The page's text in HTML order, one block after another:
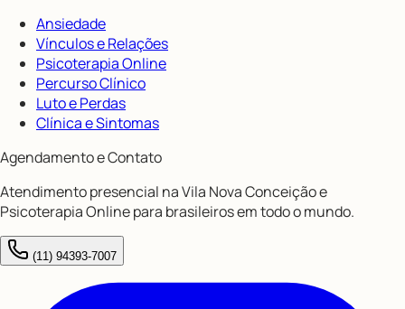
Ansiedade
Vínculos e Relações
Psicoterapia Online
Percurso Clínico
Luto e Perdas
Clínica e Sintomas
Agendamento e Contato
Atendimento presencial na Vila Nova Conceição e
Psicoterapia Online para brasileiros em todo o mundo.
(11) 94393-7007